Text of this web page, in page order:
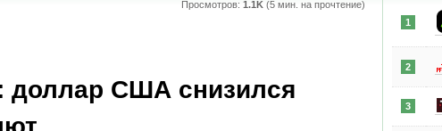
Просмотров: 1.1K(5 мин. на прочтение)
доллар США снизился
1
2
3